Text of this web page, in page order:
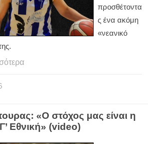
προσθέτοντα
ς ένα ακόμη
«νεανικό
«Ο στόχος μας είναι η
Εθνική» (video)